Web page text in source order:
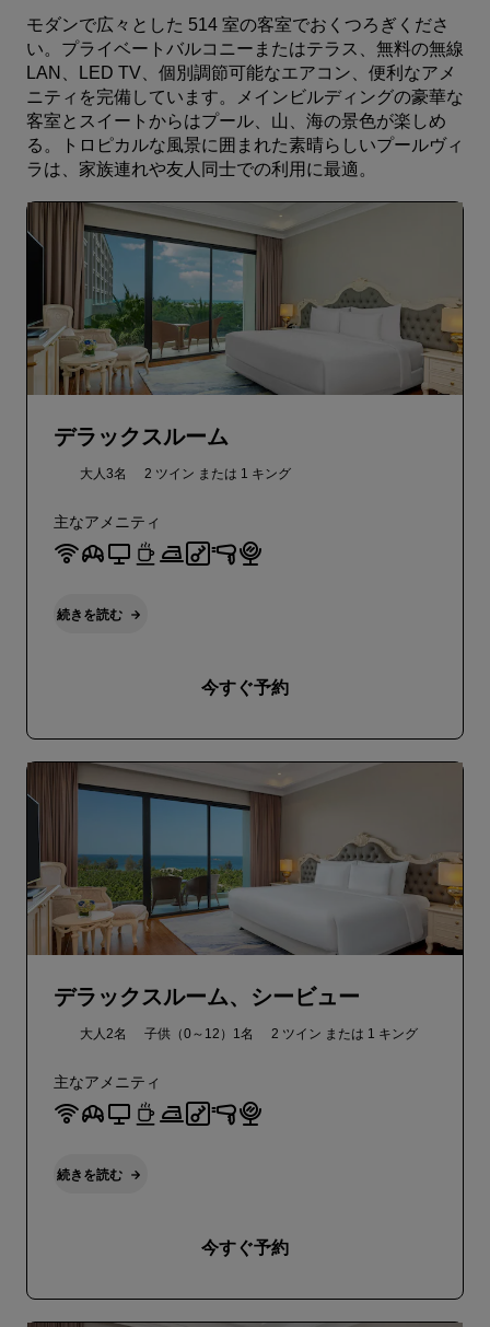
モダンで広々とした 514 室の客室でおくつろぎくださ
い。プライベートバルコニーまたはテラス、無料の無線
LAN、LED TV、個別調節可能なエアコン、便利なアメ
ニティを完備しています。メインビルディングの豪華な
客室とスイートからはプール、山、海の景色が楽しめ
る。トロピカルな風景に囲まれた素晴らしいプールヴィ
ラは、家族連れや友人同士での利用に最適。
デラックスルーム
大人3名 2 ツイン または 1 キング
主なアメニティ
続きを読む
今すぐ予約
デラックスルーム、シービュー
大人2名 子供（0～12）1名 2 ツイン または 1 キング
主なアメニティ
続きを読む
今すぐ予約